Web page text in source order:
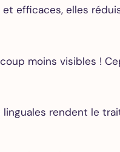
Implants
de
efficaces, elles
moins visibles !
rendent le